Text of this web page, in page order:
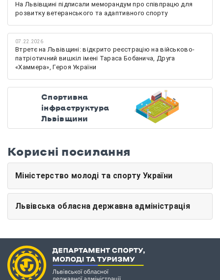
На Львівщині підписали меморандум про співпрацю для
розвитку ветеранського та адаптивного спорту
07.22.2026
Втретє на Львівщині: відкрито реєстрацію на військово-
патріотичний вишкіл імені Тараса Бобанича, Друга
«Хаммера», Героя України
Спортивна
інфраструктура
Львівщини
Корисні посилання
Міністерство молоді та спорту України
Львівська обласна державна адміністрація